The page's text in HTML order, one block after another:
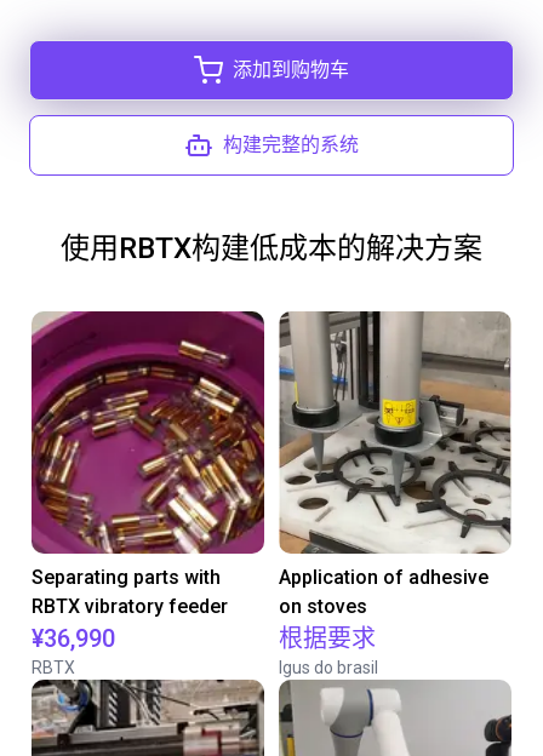
添加到购物车
构建完整的系统
使用RBTX构建低成本的解决方案
Separating parts with
RBTX vibratory feeder
¥36,990
RBTX
Application of adhesive
on stoves
根据要求
Igus do brasil